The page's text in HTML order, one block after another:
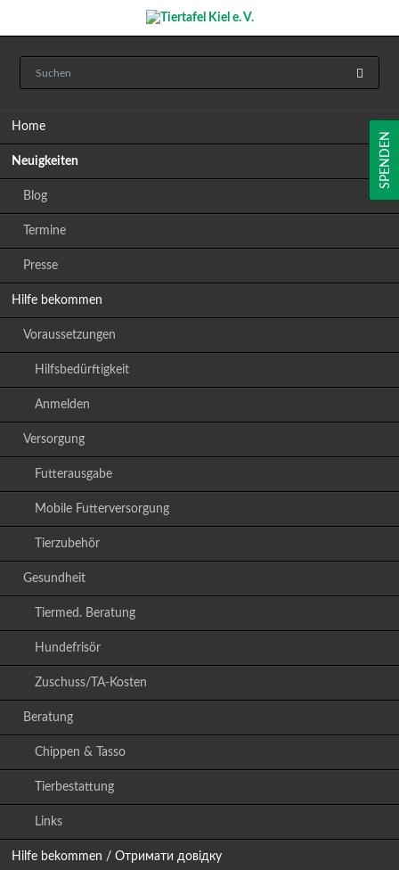
Home
Neuigkeiten
Blog
Termine
Presse
Hilfe bekommen
Voraussetzungen
Hilfsbedürftigkeit
Anmelden
Versorgung
Futterausgabe
Mobile Futterversorgung
Tierzubehör
Gesundheit
Tiermed. Beratung
Hundefrisör
Zuschuss/TA-Kosten
Beratung
Chippen & Tasso
Tierbestattung
Links
Hilfe bekommen / Отримати довідку
SPENDEN